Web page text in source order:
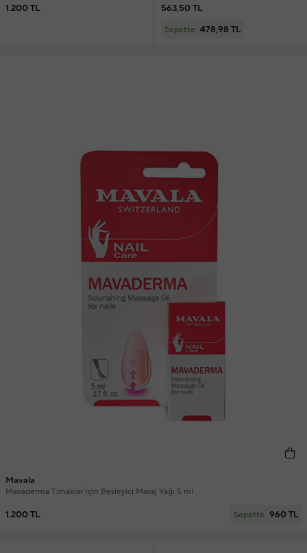
1.200 TL 563,50 TL
Sepette 478,98 TL
Mavala
Mavaderma Tırnaklar İçin Besleyici Masaj Yağı 5 ml
1.200 TL Sepette 960 TL